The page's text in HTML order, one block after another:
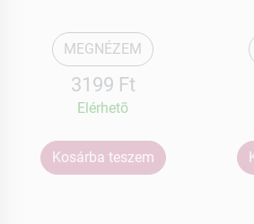
MEGNÉZEM
3199 Ft
Elérhetõ
Kosárba teszem